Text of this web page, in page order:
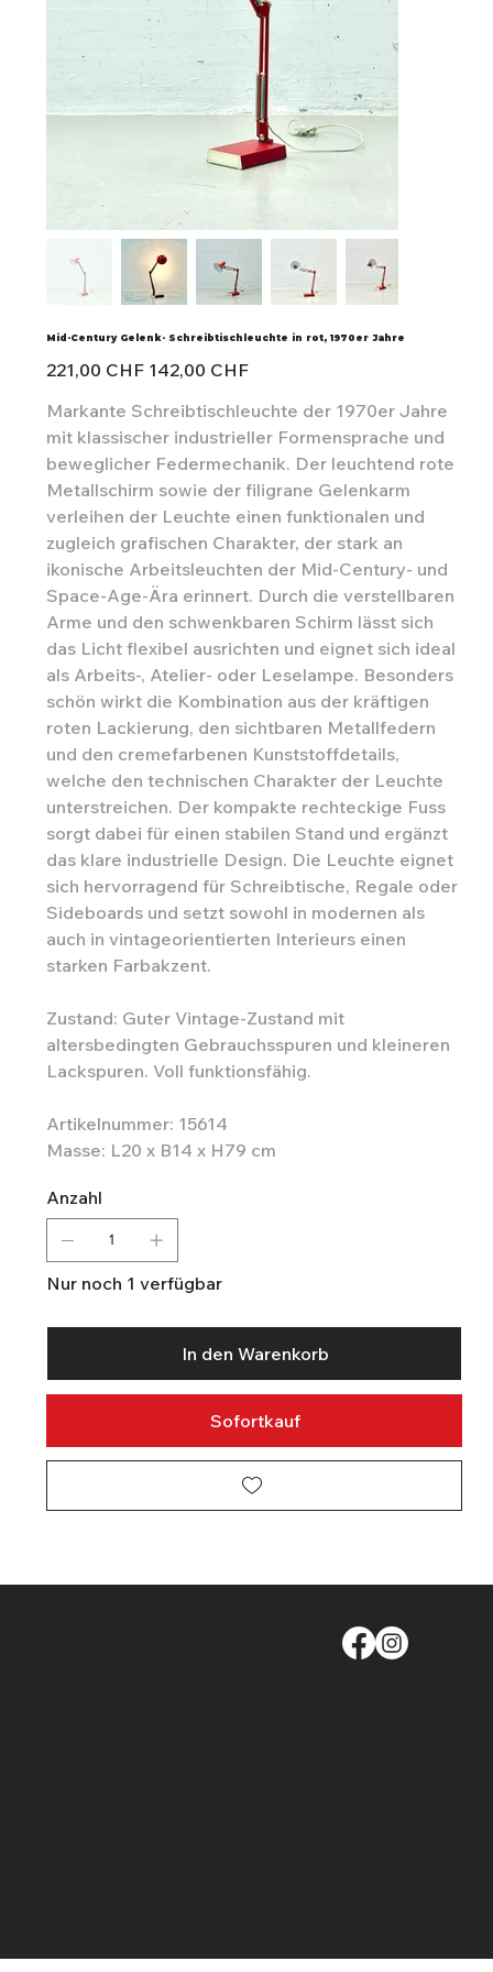
Mid-Century Gelenk- Schreibtischleuchte in rot, 1970er Jahre
Ursprünglicher
Preis
221,00 CHF Angebotspreis
142,00 CHF
Markante Schreibtischleuchte der 1970er Jahre
mit klassischer industrieller Formensprache und
beweglicher Federmechanik. Der leuchtend rote
Metallschirm sowie der filigrane Gelenkarm
verleihen der Leuchte einen funktionalen und
zugleich grafischen Charakter, der stark an
ikonische Arbeitsleuchten der Mid-Century- und
Space-Age-Ära erinnert. Durch die verstellbaren
Arme und den schwenkbaren Schirm lässt sich
das Licht flexibel ausrichten und eignet sich ideal
als Arbeits-, Atelier- oder Leselampe. Besonders
schön wirkt die Kombination aus der kräftigen
roten Lackierung, den sichtbaren Metallfedern
und den cremefarbenen Kunststoffdetails,
welche den technischen Charakter der Leuchte
unterstreichen. Der kompakte rechteckige Fuss
sorgt dabei für einen stabilen Stand und ergänzt
das klare industrielle Design. Die Leuchte eignet
sich hervorragend für Schreibtische, Regale oder
Sideboards und setzt sowohl in modernen als
auch in vintageorientierten Interieurs einen
starken Farbakzent.
Zustand: Guter Vintage-Zustand mit
altersbedingten Gebrauchsspuren und kleineren
Lackspuren. Voll funktionsfähig.
Artikelnummer: 15614
Masse: L20 x B14 x H79 cm
Anzahl
Nur noch 1 verfügbar
In den Warenkorb
Sofortkauf